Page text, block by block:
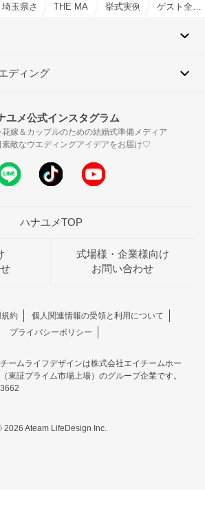
メ
場一覧
埼玉県さいたま市の結婚式場一覧
THE MARK GRAND HOTELで結婚式
挙式実例
ディング
ユメ公式インスタグラム
花嫁＆カップルのための結婚式準備メディア
素敵なウエディングアイデアをお届け♡
ハナユメTOP
式場様・企業様向け
お問い合わせ
約
個人関連情報の受領と利用について
プライバシーポリシー
ームライフデザインは株式会社エイチームホー
東証プライム市場上場）のグループ企業です。
2026 Ateam LifeDesign Inc.